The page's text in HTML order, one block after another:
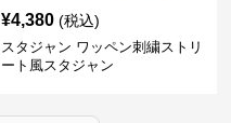
¥4,380 (税込)
スタジャン ワッペン刺繍ストリ
ート風スタジャン